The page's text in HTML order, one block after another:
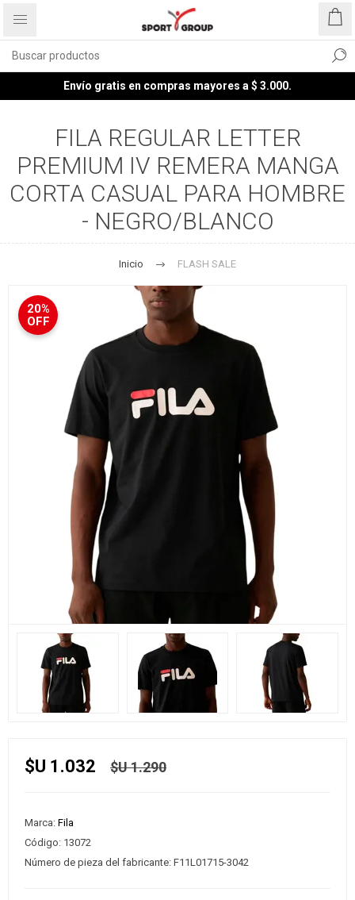
Envío gratis en compras mayores a $ 3.000.
FILA REGULAR LETTER
PREMIUM IV REMERA MANGA
CORTA CASUAL PARA HOMBRE
- NEGRO/BLANCO
Inicio FLASH SALE
20%
OFF
$U 1.032 $U 1.290
Marca: Fila
Código: 13072
Número de pieza del fabricante: F11L01715-3042